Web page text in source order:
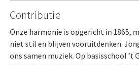
Contributie
Onze harmonie is opgericht in 1865,
niet stil en blijven vooruitdenken.
ons samen muziek. Op basisschool ’t